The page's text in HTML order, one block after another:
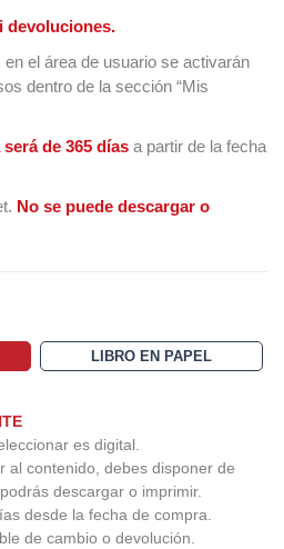
devoluciones.
el área de usuario se activarán
dentro de la sección “Mis
de 365 días a partir de la fecha
No se puede descargar o
LIBRO EN PAPEL
es digital.
al contenido, debes disponer de
descargar o imprimir.
desde la fecha de compra.
de cambio o devolución.